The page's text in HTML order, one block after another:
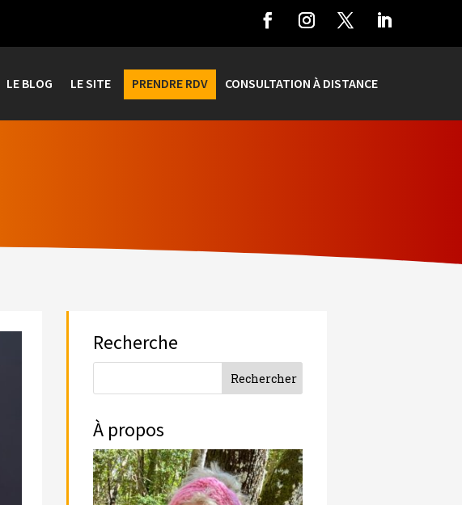
LE BLOG LE SITE PRENDRE RDV CONSULTATION À DISTANCE
Recherche
À propos